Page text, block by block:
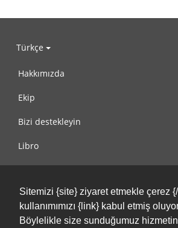
Sitemizi {site} ziyaret etmekle çerez
kullanımımızı {link} kabul etmiş
Böylelikle size sunduğumuz hizmetin
Türkçe
Hakkımızda
Ekip
Bizi destekleyin
Libro
Kullanım Koşulları
Bize ulaşın